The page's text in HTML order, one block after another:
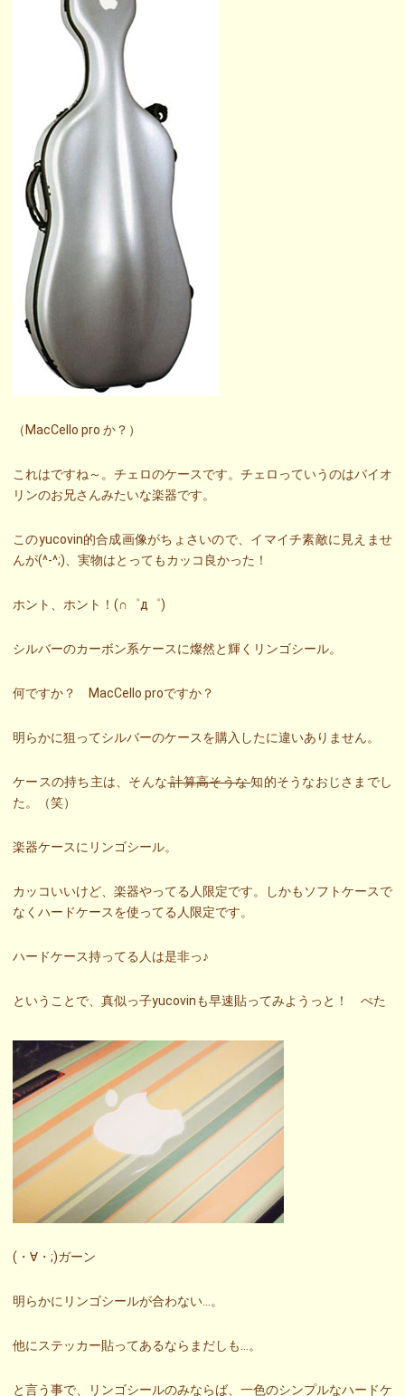
（MacCello pro か？）
これはですね～。チェロのケースです。チェロっていうのはバイオ
リンのお兄さんみたいな楽器です。
このyucovin的合成画像がちょさいので、イマイチ素敵に見えませ
んが(^-^;)、実物はとってもカッコ良かった！
ホント、ホント！(∩゜д゜)
シルバーのカーボン系ケースに燦然と輝くリンゴシール。
何ですか？ MacCello proですか？
明らかに狙ってシルバーのケースを購入したに違いありません。
ケースの持ち主は、そんな計算高そうな知的そうなおじさまでし
た。（笑）
楽器ケースにリンゴシール。
カッコいいけど、楽器やってる人限定です。しかもソフトケースで
なくハードケースを使ってる人限定です。
ハードケース持ってる人は是非っ♪
ということで、真似っ子yucovinも早速貼ってみようっと！ ぺた
(・∀・;)ガーン
明らかにリンゴシールが合わない…。
他にステッカー貼ってあるならまだしも…。
と言う事で、リンゴシールのみならば、一色のシンプルなハードケ